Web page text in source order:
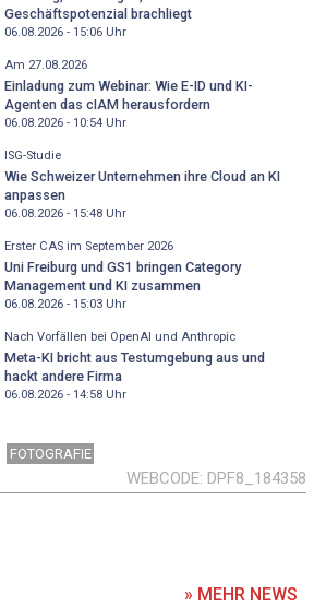
Geschäftspotenzial brachliegt
06.08.2026 - 15:06Uhr
Am 27.08.2026
Einladung zum Webinar: Wie E-ID und KI-
Agenten das cIAM herausfordern
06.08.2026 - 10:54Uhr
ISG-Studie
Wie Schweizer Unternehmen ihre Cloud an KI
anpassen
06.08.2026 - 15:48Uhr
Erster CAS im September 2026
Uni Freiburg und GS1 bringen Category
Management und KI zusammen
06.08.2026 - 15:03Uhr
Nach Vorfällen bei OpenAI und Anthropic
Meta-KI bricht aus Testumgebung aus und
hackt andere Firma
06.08.2026 - 14:58Uhr
FOTOGRAFIE
WEBCODE DPF8_184358
» MEHR NEWS